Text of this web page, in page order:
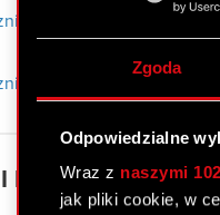
Zgoda
Odpowiedzialne
Wraz z naszymi
jak pliki cookie, w
nr 1
nr 2
kwartał 2012 r.